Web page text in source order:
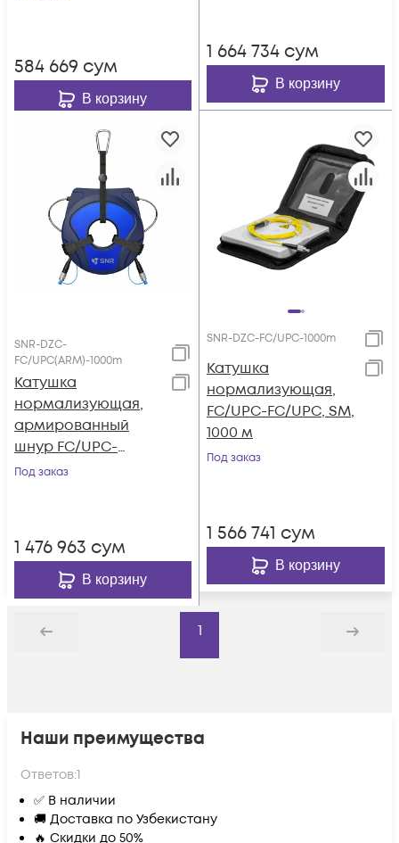
584 669 сум
В корзину
1 664 734 сум
В корзину
SNR-DZC-
FC/UPC(ARM)-1000m
Катушка
нормализующая,
армированный
шнур FC/UPC-
FC/UPC, SM, 1000 м
Под заказ
1 476 963 сум
В корзину
SNR-DZC-FC/UPC-1000m
Катушка
нормализующая,
FC/UPC-FC/UPC, SM,
1000 м
Под заказ
1 566 741 сум
В корзину
Назад
1
Дальше
Наши преимущества
Ответов:1
✅ В наличии
🚚 Доставка по Узбекистану
🔥 Скидки до 50%